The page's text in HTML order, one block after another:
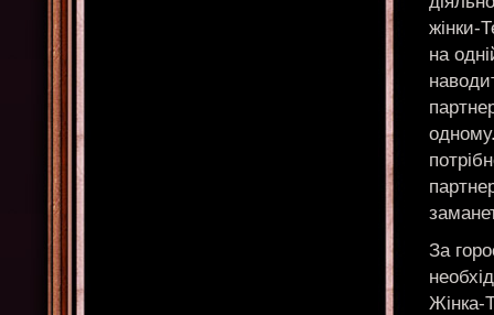
жінки-
на
За
Жінка-